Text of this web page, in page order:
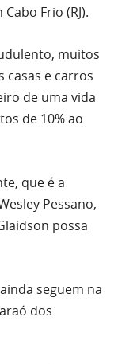
Frio (RJ).
muitos
casas e carros
de uma vida
de 10% ao
que é a
Pessano,
possa
seguem na
dos